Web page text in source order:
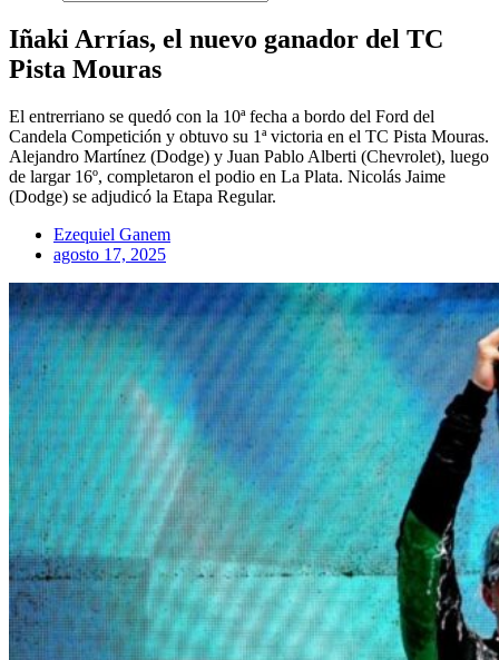
Iñaki Arrías, el nuevo ganador del TC
Pista Mouras
El entrerriano se quedó con la 10ª fecha a bordo del Ford del
Candela Competición y obtuvo su 1ª victoria en el TC Pista Mouras.
Alejandro Martínez (Dodge) y Juan Pablo Alberti (Chevrolet), luego
de largar 16º, completaron el podio en La Plata. Nicolás Jaime
(Dodge) se adjudicó la Etapa Regular.
Ezequiel Ganem
agosto 17, 2025